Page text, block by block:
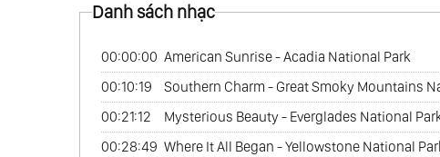
Danh sách nhạc
00:00:00 American Sunrise - Acadia National Park
00:10:19
Southern Charm - Great Smoky Mountains
00:21:12
Mysterious Beauty - Everglades National
00:28:49 Where It All Began - Yellowstone National